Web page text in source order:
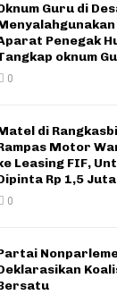
Guru di
Penegak
oknum
0
di
Motor
Leasing FIF,
Rp 1,5 Juta
0